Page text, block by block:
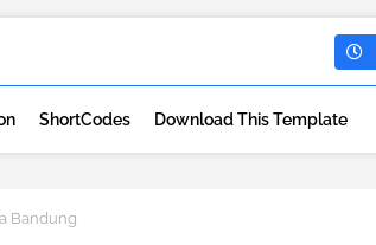
ShortCodes Download This Template
Bandung